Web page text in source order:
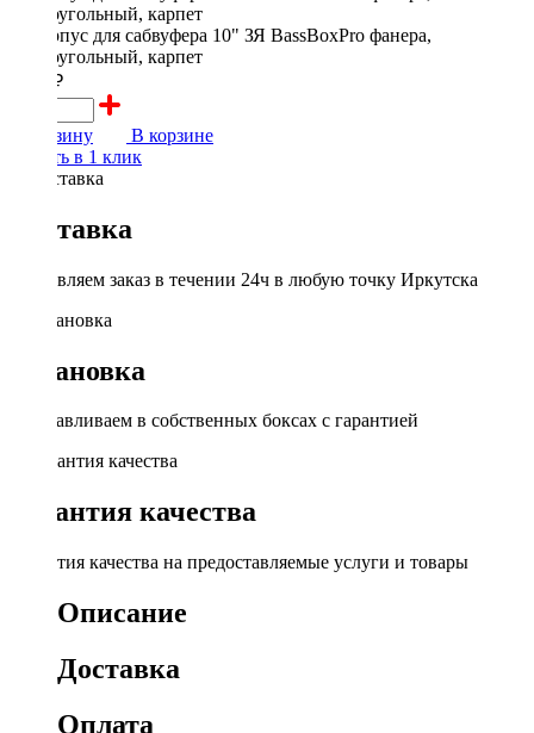
5000 ₽
В корзину
В корзине
Купить в 1 клик
Доставка
Доставляем заказ в течении 24ч в любую точку Иркутска
Установка
Устанавливаем в собственных боксах с гарантией
Гарантия качества
Гарантия качества на предоставляемые услуги и товары
Описание
Доставка
Оплата